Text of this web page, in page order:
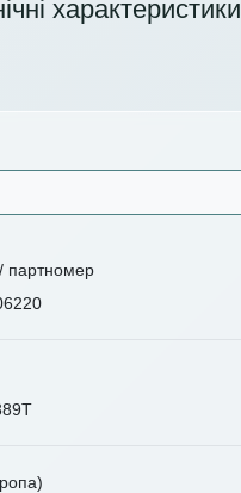
характеристики
партномер